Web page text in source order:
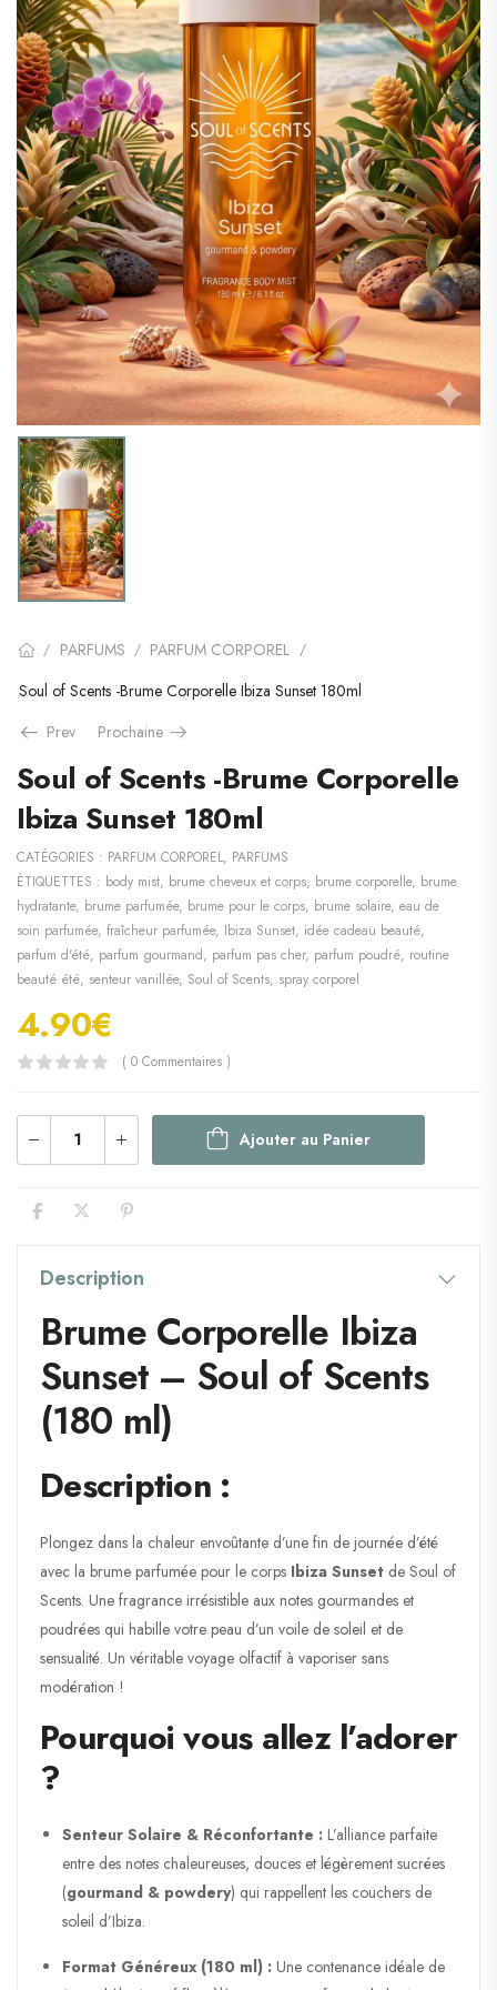
/ PARFUMS / PARFUM CORPOREL /
Soul of Scents -Brume Corporelle Ibiza Sunset 180ml
Prev
Prochaine
Soul of Scents -Brume Corporelle
Ibiza Sunset 180ml
CATÉGORIES : PARFUM CORPOREL, PARFUMS
ÉTIQUETTES : body mist, brume cheveux et corps, brume corporelle, brume
hydratante, brume parfumée, brume pour le corps, brume solaire, eau de
soin parfumée, fraîcheur parfumée, Ibiza Sunset, idée cadeau beauté,
parfum d'été, parfum gourmand, parfum pas cher, parfum poudré, routine
beauté été, senteur vanillée, Soul of Scents, spray corporel
4.90€
( 0 Commentaires )
Ajouter au Panier
Description
Brume Corporelle Ibiza
Sunset – Soul of Scents
(180 ml)
Description :
Plongez dans la chaleur envoûtante d’une fin de journée d’été
avec la brume parfumée pour le corps Ibiza Sunset de Soul of
Scents. Une fragrance irrésistible aux notes gourmandes et
poudrées qui habille votre peau d’un voile de soleil et de
sensualité. Un véritable voyage olfactif à vaporiser sans
modération !
Pourquoi vous allez l’adorer
?
Senteur Solaire & Réconfortante : L’alliance parfaite
entre des notes chaleureuses, douces et légèrement sucrées
(gourmand & powdery) qui rappellent les couchers de
soleil d’Ibiza.
Format Généreux (180 ml) : Une contenance idéale de